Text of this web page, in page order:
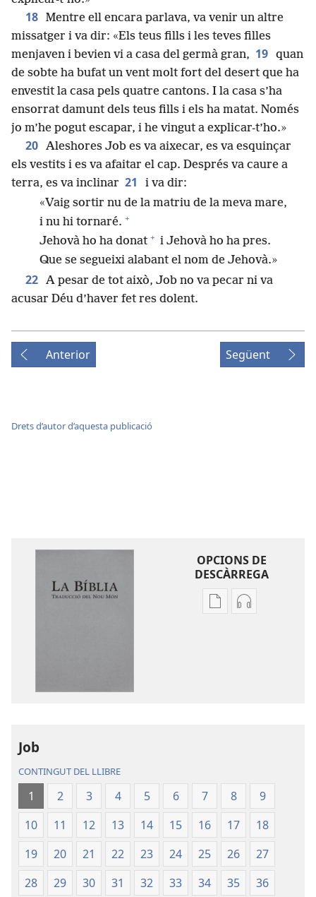
18 Mentre ell encara parlava, va venir un altre
missatger i va dir: «Els teus fills i les teves filles
menjaven i bevien vi a casa del germà gran, 19 quan
de sobte ha bufat un vent molt fort del desert que ha
envestit la casa pels quatre cantons. I la casa s’ha
ensorrat damunt dels teus fills i els ha matat. Només
jo m’he pogut escapar, i he vingut a explicar-t’ho.»
20 Aleshores Job es va aixecar, es va esquinçar
els vestits i es va afaitar el cap. Després va caure a
terra, es va inclinar 21
i va dir:
«Vaig sortir nu de la matriu de la meva mare,
i nu hi tornaré. +
Jehovà ho ha donat + i Jehovà ho ha pres.
Que se segueixi alabant el nom de Jehovà.»
22 A pesar de tot això, Job no va pecar ni va
acusar Déu d’haver fet res dolent.
Anterior Següent
Drets d’autor d’aquesta publicació
OPCIONS DE
DESCÀRREGA
OpcionsOpcions
Job
CONTINGUT DEL LLIBRE
1 2 3 4 5 6 7 8
9
10
11 12 13 14 15 16 17
18
19
20 21 22 23 24 25 26
27
28
29 30 31 32 33 34 35
36